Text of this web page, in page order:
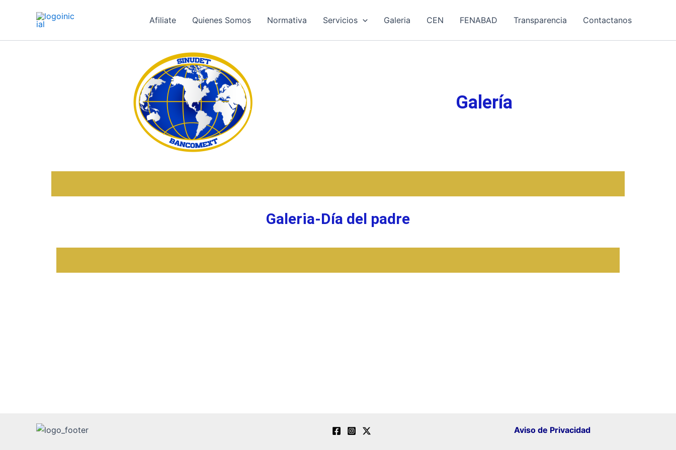
Afiliate Quienes Somos Normativa Servicios Galeria CEN FENABAD Transparencia Contactanos
Galería
Galeria-Día del padre
Aviso de Privacidad